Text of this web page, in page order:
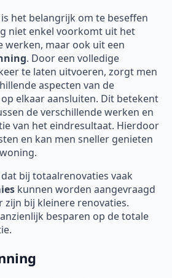
het belangrijk om te beseffen
niet enkel voorkomt uit het
werken, maar ook uit een
. Door een volledige
te laten uitvoeren, zorgt men
aspecten van de
elkaar aansluiten. Dit betekent
de verschillende werken en
van het eindresultaat. Hierdoor
en kan men sneller genieten
bij totaalrenovaties vaak
kunnen worden aangevraagd
zijn bij kleinere renovaties.
besparen op de totale